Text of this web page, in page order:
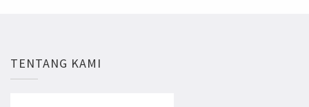
TENTANG KAMI